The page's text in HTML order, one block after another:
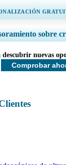
y por país, Análisis
competitivo, e
final.
ahora
sobre
descubrir nuevas
Comprobar